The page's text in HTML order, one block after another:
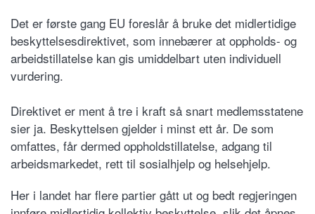
Det er første gang EU foreslår å bruke det midlertidige
beskyttelsesdirektivet, som innebærer at oppholds- og
arbeidstillatelse kan gis umiddelbart uten individuell
vurdering.
Direktivet er ment å tre i kraft så snart medlemsstatene
sier ja. Beskyttelsen gjelder i minst ett år. De som
omfattes, får dermed oppholdstillatelse, adgang til
arbeidsmarkedet, rett til sosialhjelp og helsehjelp.
Her i landet har flere partier gått ut og bedt regjeringen